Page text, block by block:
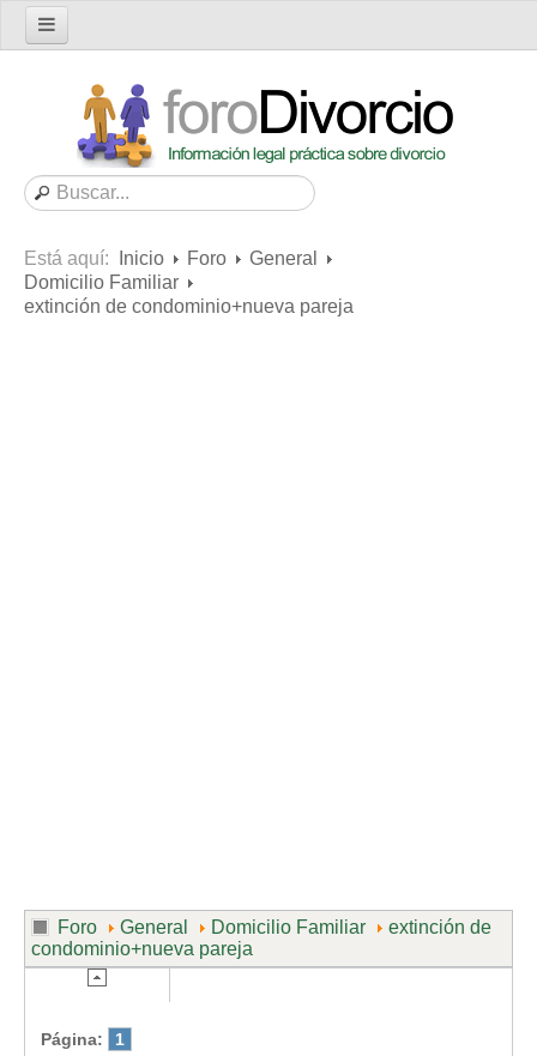
Foro
Nuevo tema
Buscar en el foro
Mensajes recientes
Mensajes no respondidos
Está aquí: Inicio Foro
General
Domicilio Familiar
extinción de condominio+nueva pareja
Foro General Domicilio Familiar
extinción de
condominio+nueva pareja
Página: 1